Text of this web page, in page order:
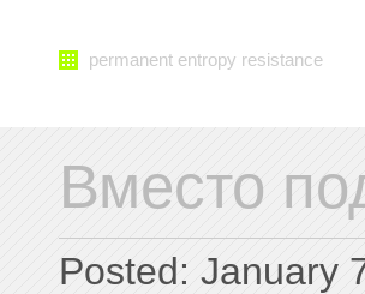
permanent entropy resistance
Вместо
Posted: January